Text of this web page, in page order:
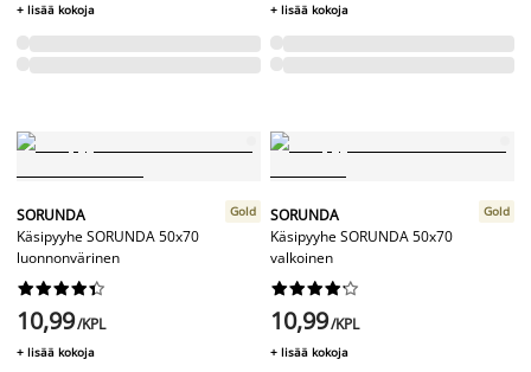
+ lisää kokoja + lisää kokoja
SORUNDA
Käsipyyhe SORUNDA 50x70
luonnonvärinen
Gold






10,99/KPL
+ lisää kokoja
SORUNDA
Käsipyyhe SORUNDA 50x70
valkoinen
Gold






10,99/KPL
+ lisää kokoja